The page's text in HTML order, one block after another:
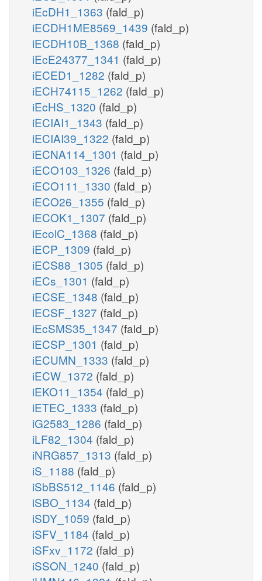
iEcDH1_1363 (fald_p)
iECDH1ME8569_1439 (fald_p)
iECDH10B_1368 (fald_p)
iEcE24377_1341 (fald_p)
iECED1_1282 (fald_p)
iECH74115_1262 (fald_p)
iEcHS_1320 (fald_p)
iECIAI1_1343 (fald_p)
iECIAI39_1322 (fald_p)
iECNA114_1301 (fald_p)
iECO103_1326 (fald_p)
iECO111_1330 (fald_p)
iECO26_1355 (fald_p)
iECOK1_1307 (fald_p)
iEcolC_1368 (fald_p)
iECP_1309 (fald_p)
iECS88_1305 (fald_p)
iECs_1301 (fald_p)
iECSE_1348 (fald_p)
iECSF_1327 (fald_p)
iEcSMS35_1347 (fald_p)
iECSP_1301 (fald_p)
iECUMN_1333 (fald_p)
iECW_1372 (fald_p)
iEKO11_1354 (fald_p)
iETEC_1333 (fald_p)
iG2583_1286 (fald_p)
iLF82_1304 (fald_p)
iNRG857_1313 (fald_p)
iS_1188 (fald_p)
iSbBS512_1146 (fald_p)
iSBO_1134 (fald_p)
iSDY_1059 (fald_p)
iSFV_1184 (fald_p)
iSFxv_1172 (fald_p)
iSSON_1240 (fald_p)